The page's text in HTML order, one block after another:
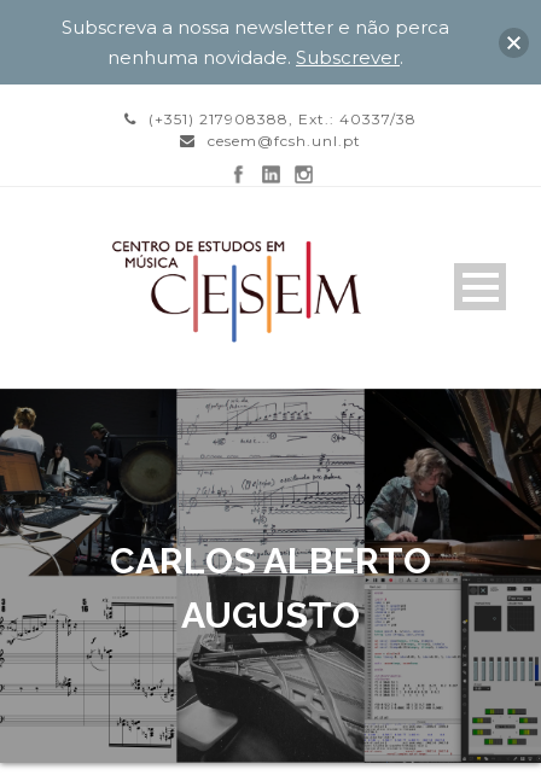
(+351) 217908388, Ext.: 40337/38
cesem@fcsh.unl.pt
CARLOS ALBERTO
AUGUSTO
Subscreva a nossa newsletter e não perca
nenhuma novidade. Subscrever.